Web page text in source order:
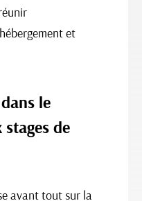
et
le
de
avant tout sur la